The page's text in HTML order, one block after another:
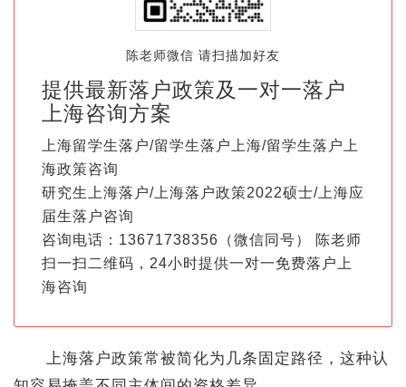
陈老师微信 请扫描加好友
提供最新落户政策及一对一落户
上海咨询方案
上海留学生落户/留学生落户上海/留学生落户上
海政策咨询
研究生上海落户/上海落户政策2022硕士/上海应
届生落户咨询
咨询电话：13671738356（微信同号） 陈老师
扫一扫二维码，24小时提供一对一免费落户上
海咨询
上海落户政策常被简化为几条固定路径，这种认